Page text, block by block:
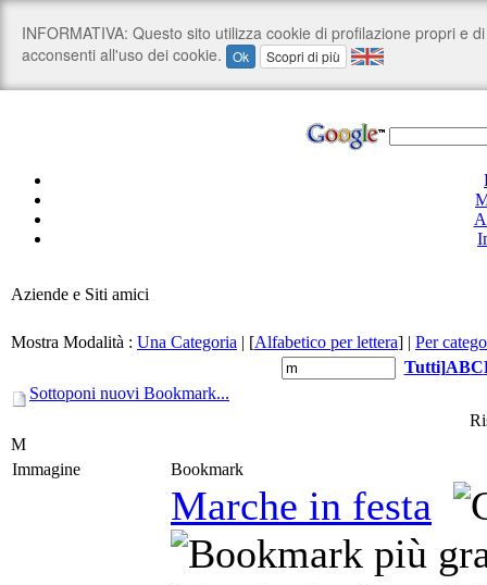
Aziende e Siti amici
Mostra Modalità : Una Categoria | [Alfabetico per lettera] | Per
Tutti]ABC
Sottoponi nuovi Bookmark...
M
Immagine
Bookmark
Marche in festa